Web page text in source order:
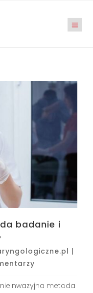
badanie i
|
metoda